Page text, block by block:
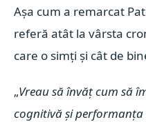
Așa cum a remarcat
referă atât la vârsta
care o simți și cât de
„Vreau să învăț cum să
cognitivă și performanța